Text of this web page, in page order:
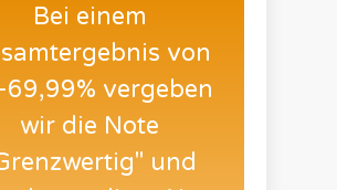
Bei einem
von
vergeben
wir die Note
und